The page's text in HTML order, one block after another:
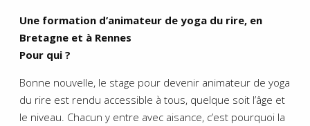
Une formation d’animateur de yoga du rire, en
Bretagne et à Rennes
Pour qui ?
Bonne nouvelle, le stage pour devenir animateur de yoga
du rire est rendu accessible à tous, quelque soit l’âge et
le niveau. Chacun y entre avec aisance, c’est pourquoi la